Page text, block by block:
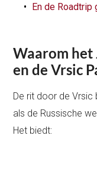
En de Roadtrip
Waarom het
en de Vrsic
De rit door de
als de Russische
Het biedt: